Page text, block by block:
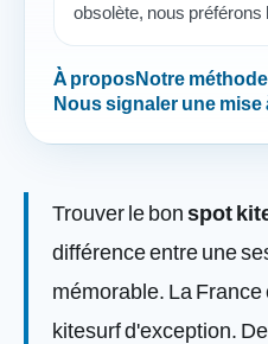
obsolète, nous préférons
À proposNotre
Nous signaler une mise
Trouver le bonspot
différence entre une
mémorable. La
kitesurf d'exception.